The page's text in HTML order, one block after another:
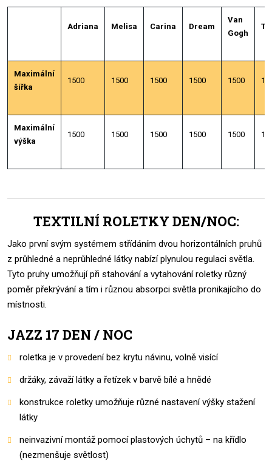
Adriana Melisa Carina Dream
Van
Gogh
Maximální
šířka
1500 1500 1500 1500 1500
Maximální
výška
1500 1500 1500 1500 1500
TEXTILNÍ ROLETKY DEN/NOC:
Jako první svým systémem střídáním dvou horizontálních pruhů
z průhledné a neprůhledné látky nabízí plynulou regulaci světla.
Tyto pruhy umožňují při stahování a vytahování roletky různý
poměr překrývání a tím i různou absorpci světla pronikajícího do
místnosti.
JAZZ 17 DEN / NOC
roletka je v provedení bez krytu návinu, volně visící
držáky, závaží látky a řetízek v barvě bílé a hnědé
konstrukce roletky umožňuje různé nastavení výšky stažení
látky
neinvazivní montáž pomocí plastových úchytů – na křídlo
(nezmenšuje světlost)